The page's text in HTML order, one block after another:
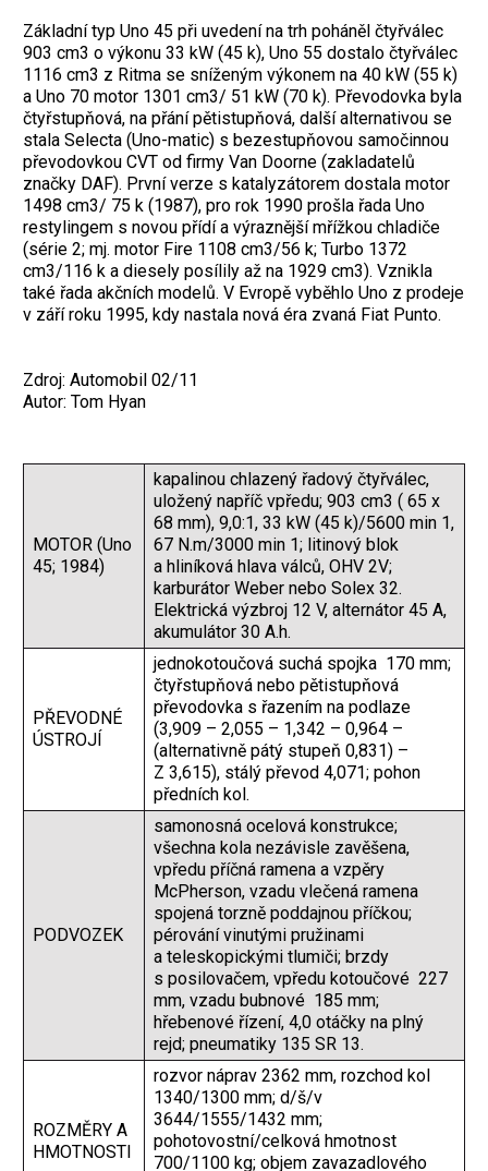
Základní typ Uno 45 při uvedení na trh poháněl čtyřválec
903 cm3 o výkonu 33 kW (45 k), Uno 55 dostalo čtyřválec
1116 cm3 z Ritma se sníženým výkonem na 40 kW (55 k)
a Uno 70 motor 1301 cm3/ 51 kW (70 k). Převodovka byla
čtyřstupňová, na přání pětistupňová, další alternativou se
stala Selecta (Uno-matic) s bezestupňovou samočinnou
převodovkou CVT od firmy Van Doorne (zakladatelů
značky DAF). První verze s katalyzátorem dostala motor
1498 cm3/ 75 k (1987), pro rok 1990 prošla řada Uno
restylingem s novou přídí a výraznější mřížkou chladiče
(série 2; mj. motor Fire 1108 cm3/56 k; Turbo 1372
cm3/116 k a diesely posílily až na 1929 cm3). Vznikla
také řada akčních modelů. V Evropě vyběhlo Uno z prodeje
v září roku 1995, kdy nastala nová éra zvaná Fiat Punto.
Zdroj: Automobil 02/11
Autor: Tom Hyan
MOTOR (Uno
45; 1984)
kapalinou chlazený řadový čtyřválec,
uložený napříč vpředu; 903 cm3 ( 65 x
68 mm), 9,0:1, 33 kW (45 k)/5600 min 1,
67 N.m/3000 min 1; litinový blok
a hliníková hlava válců, OHV 2V;
karburátor Weber nebo Solex 32.
Elektrická výzbroj 12 V, alternátor 45 A,
akumulátor 30 A.h.
PŘEVODNÉ
ÚSTROJÍ
jednokotoučová suchá spojka 170 mm;
čtyřstupňová nebo pětistupňová
převodovka s řazením na podlaze
(3,909 – 2,055 – 1,342 – 0,964 –
(alternativně pátý stupeň 0,831) –
Z 3,615), stálý převod 4,071; pohon
předních kol.
PODVOZEK
samonosná ocelová konstrukce;
všechna kola nezávisle zavěšena,
vpředu příčná ramena a vzpěry
McPherson, vzadu vlečená ramena
spojená torzně poddajnou příčkou;
pérování vinutými pružinami
a teleskopickými tlumiči; brzdy
s posilovačem, vpředu kotoučové 227
mm, vzadu bubnové 185 mm;
hřebenové řízení, 4,0 otáčky na plný
rejd; pneumatiky 135 SR 13.
ROZMĚRY A
HMOTNOSTI
rozvor náprav 2362 mm, rozchod kol
1340/1300 mm; d/š/v
3644/1555/1432 mm;
pohotovostní/celková hmotnost
700/1100 kg; objem zavazadlového